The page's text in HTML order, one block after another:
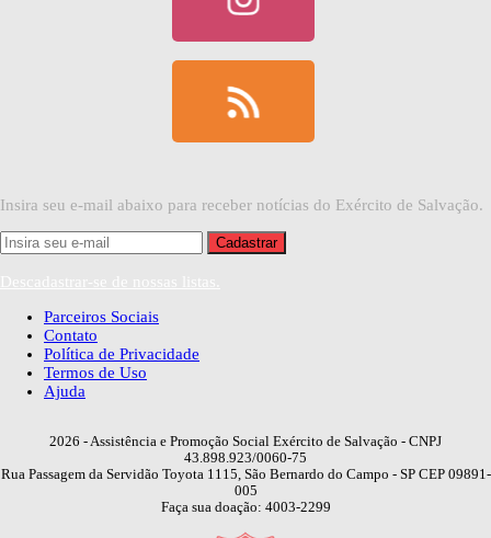
Insira seu e-mail abaixo para receber notícias do Exército de Salvação.
Parceiros Sociais
Contato
Política de Privacidade
Termos de Uso
Ajuda
2026 - Assistência e Promoção Social Exército de Salvação - CNPJ
43.898.923/0060-75
Rua Passagem da Servidão Toyota 1115, São Bernardo do Campo - SP CEP 09891-
005
Faça sua doação: 4003-2299